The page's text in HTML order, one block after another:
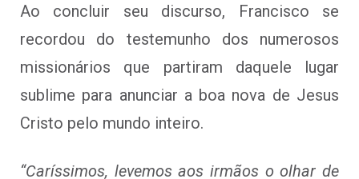
Ao concluir seu discurso, Francisco se
recordou do testemunho dos numerosos
missionários que partiram daquele lugar
sublime para anunciar a boa nova de Jesus
Cristo pelo mundo inteiro.
“Caríssimos, levemos aos irmãos o olhar de